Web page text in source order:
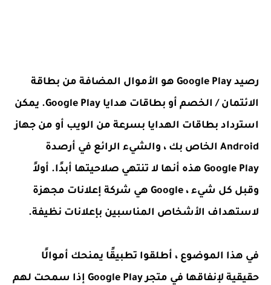
رصيد Google Play هو الأموال المضافة من بطاقة
الائتمان / الخصم أو بطاقات هدايا Google Play. يمكن
استرداد بطاقات الهدايا بسرعة من الويب أو من جهاز
Android الخاص بك ، والشيء الرائع في أرصدة
Google Play هذه أنها لا تنتهي صلاحيتها أبدًا. أولاً
وقبل كل شيء ، Google هي شركة إعلانات مجهزة
لاستهداف الأشخاص المناسبين بإعلانات نظيفة.
في هذا الموضوع ، أطلقوا تطبيقًا يمنحك أموالًا
حقيقية لإنفاقها في متجر Google Play إذا سمحت لهم